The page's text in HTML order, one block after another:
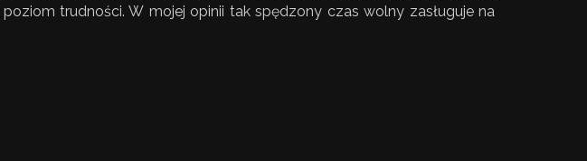
trudności. W mojej opinii tak spędzony czas wolny zasługuje na